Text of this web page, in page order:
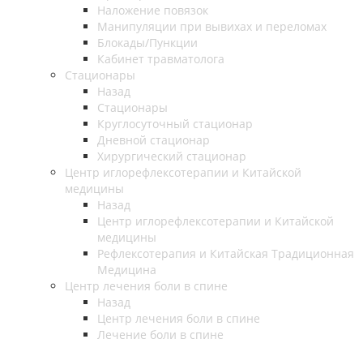
Наложение повязок
Манипуляции при вывихах и переломах
Блокады/Пункции
Кабинет травматолога
Стационары
Назад
Стационары
Круглосуточный стационар
Дневной стационар
Хирургический стационар
Центр иглорефлексотерапии и Китайской
медицины
Назад
Центр иглорефлексотерапии и Китайской
медицины
Рефлексотерапия и Китайская Традиционная
Медицина
Центр лечения боли в спине
Назад
Центр лечения боли в спине
Лечение боли в спине